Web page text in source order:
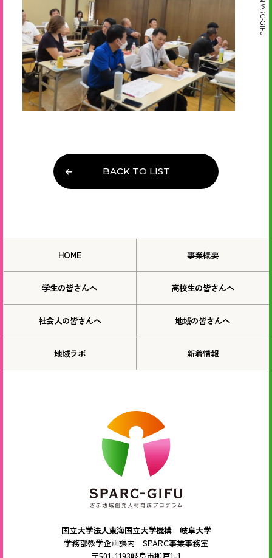
BACK TO LIST
HOME 事業概要
学生の皆さんへ 高校生の皆さんへ
社会人の皆さんへ 地域の皆さんへ
地域ラボ 新着情報
国立大学法人東海国立大学機構 岐阜大学
学務部教学企画課内 SPARC事業事務室